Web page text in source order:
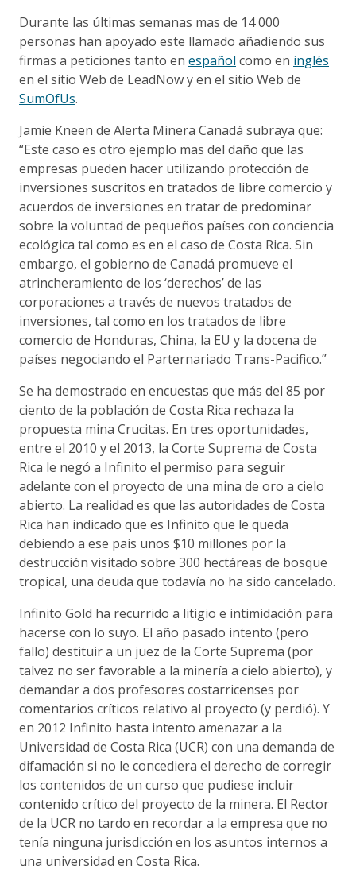
Durante las últimas semanas mas de 14 000
personas han apoyado este llamado añadiendo sus
firmas a peticiones tanto en español como en inglés
en el sitio Web de LeadNow y en el sitio Web de
SumOfUs.
Jamie Kneen de Alerta Minera Canadá subraya que:
“Este caso es otro ejemplo mas del daño que las
empresas pueden hacer utilizando protección de
inversiones suscritos en tratados de libre comercio y
acuerdos de inversiones en tratar de predominar
sobre la voluntad de pequeños países con conciencia
ecológica tal como es en el caso de Costa Rica. Sin
embargo, el gobierno de Canadá promueve el
atrincheramiento de los ‘derechos’ de las
corporaciones a través de nuevos tratados de
inversiones, tal como en los tratados de libre
comercio de Honduras, China, la EU y la docena de
países negociando el Parternariado Trans-Pacifico.”
Se ha demostrado en encuestas que más del 85 por
ciento de la población de Costa Rica rechaza la
propuesta mina Crucitas. En tres oportunidades,
entre el 2010 y el 2013, la Corte Suprema de Costa
Rica le negó a Infinito el permiso para seguir
adelante con el proyecto de una mina de oro a cielo
abierto. La realidad es que las autoridades de Costa
Rica han indicado que es Infinito que le queda
debiendo a ese país unos $10 millones por la
destrucción visitado sobre 300 hectáreas de bosque
tropical, una deuda que todavía no ha sido cancelado.
Infinito Gold ha recurrido a litigio e intimidación para
hacerse con lo suyo. El año pasado intento (pero
fallo) destituir a un juez de la Corte Suprema (por
talvez no ser favorable a la minería a cielo abierto), y
demandar a dos profesores costarricenses por
comentarios críticos relativo al proyecto (y perdió). Y
en 2012 Infinito hasta intento amenazar a la
Universidad de Costa Rica (UCR) con una demanda de
difamación si no le concediera el derecho de corregir
los contenidos de un curso que pudiese incluir
contenido crítico del proyecto de la minera. El Rector
de la UCR no tardo en recordar a la empresa que no
tenía ninguna jurisdicción en los asuntos internos a
una universidad en Costa Rica.